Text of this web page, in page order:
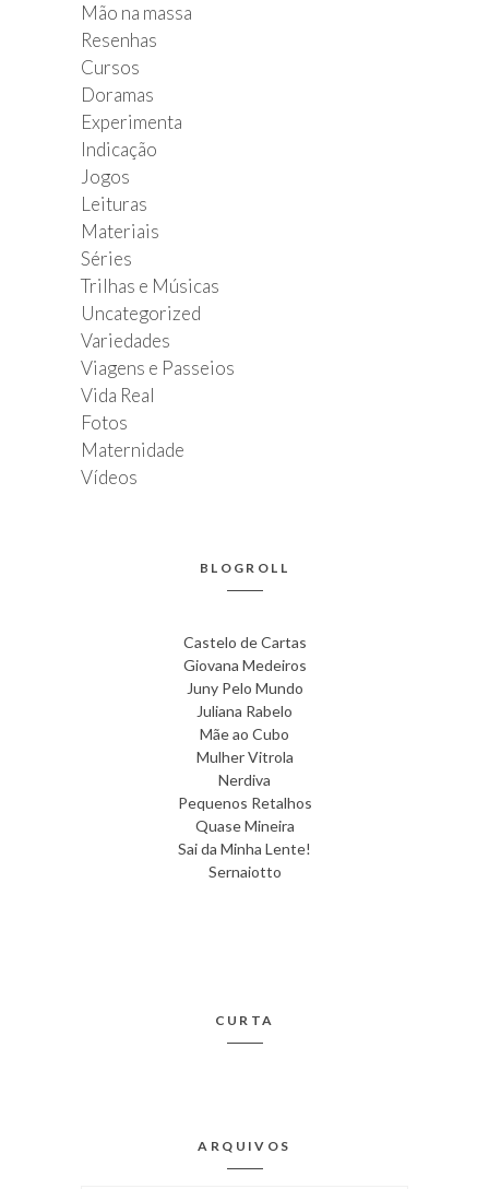
Mão na massa
Resenhas
Cursos
Doramas
Experimenta
Indicação
Jogos
Leituras
Materiais
Séries
Trilhas e Músicas
Uncategorized
Variedades
Viagens e Passeios
Vida Real
Fotos
Maternidade
Vídeos
BLOGROLL
Castelo de Cartas
Giovana Medeiros
Juny Pelo Mundo
Juliana Rabelo
Mãe ao Cubo
Mulher Vitrola
Nerdiva
Pequenos Retalhos
Quase Mineira
Sai da Minha Lente!
Sernaiotto
CURTA
ARQUIVOS